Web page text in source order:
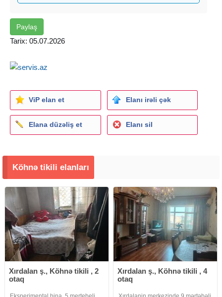
Paylaş
Tarix: 05.07.2026
ViP elan et Elanı irəli çək
Elana düzəliş et Elanı sil
Köhnə tikili elanları
Xırdalan ş., Köhnə tikili , 2
otaq
Xırdalan ş., Köhnə tikili , 4
otaq